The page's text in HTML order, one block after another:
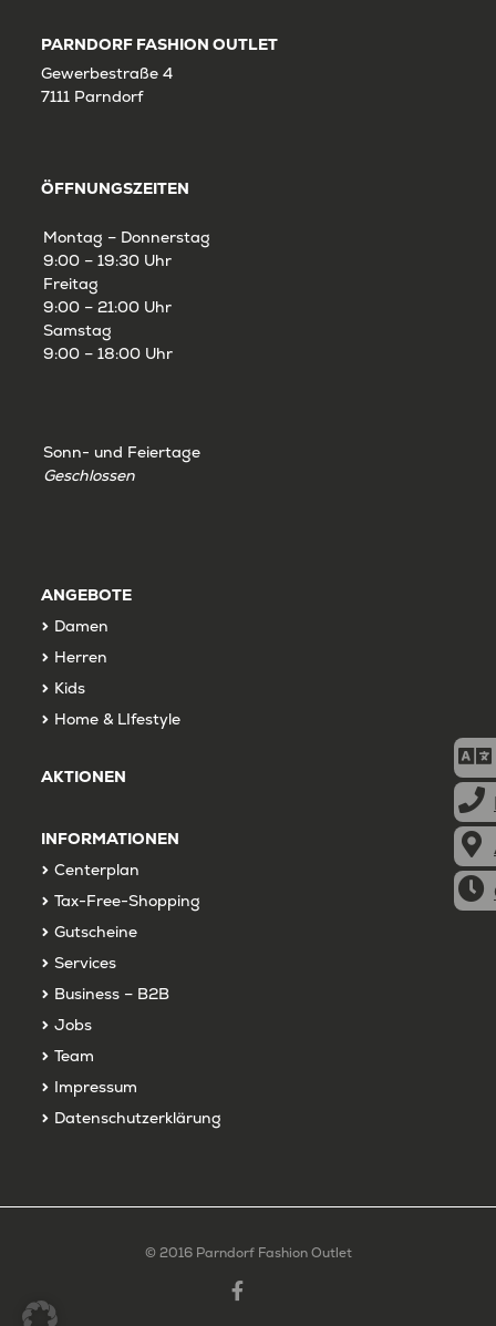
PARNDORF FASHION OUTLET
Gewerbestraße 4
7111 Parndorf
ÖFFNUNGSZEITEN
Montag – Donnerstag
9:00 – 19:30 Uhr
Freitag
9:00 – 21:00 Uhr
Samstag
9:00 – 18:00 Uhr
Sonn- und Feiertage
Geschlossen
ANGEBOTE
Damen
Herren
Kids
Home & LIfestyle
AKTIONEN
INFORMATIONEN
Centerplan
Tax-Free-Shopping
Gutscheine
Services
Business – B2B
Jobs
Team
Impressum
Datenschutzerklärung
© 2016 Parndorf Fashion Outlet